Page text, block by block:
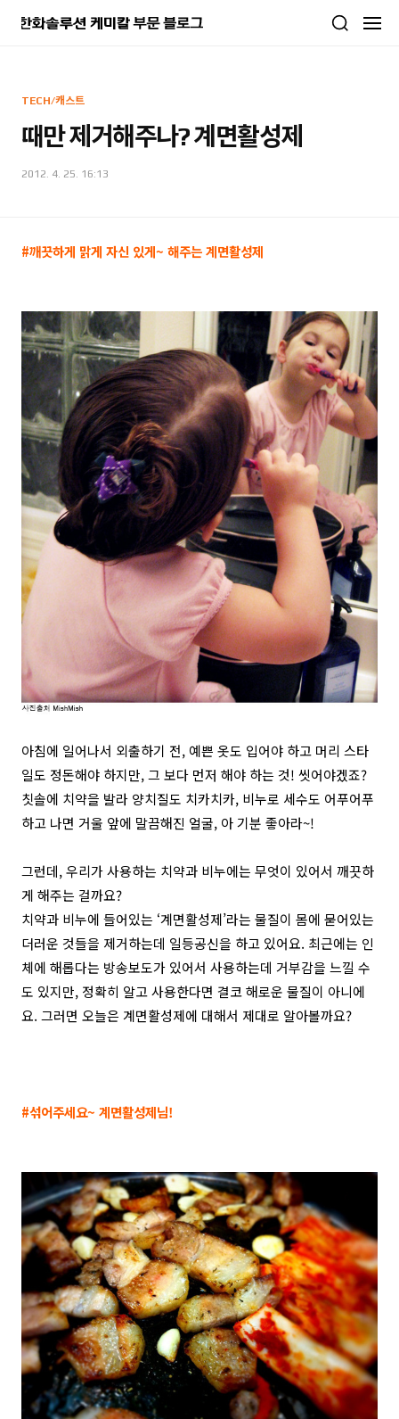
TECH/캐스트
때만 제거해주나? 계면활성제
2012. 4. 25. 16:13
#깨끗하게 맑게 자신 있게~ 해주는 계면활성제
아침에 일어나서 외출하기 전, 예쁜 옷도 입어야 하고 머리 스타
일도 정돈해야 하지만, 그 보다 먼저 해야 하는 것! 씻어야겠죠?
칫솔에 치약을 발라 양치질도 치카치카, 비누로 세수도 어푸어푸
하고 나면 거울 앞에 말끔해진 얼굴, 아 기분 좋아라~!
그런데, 우리가 사용하는 치약과 비누에는 무엇이 있어서 깨끗하
게 해주는 걸까요?
치약과 비누에 들어있는 ‘계면활성제’라는 물질이 몸에 묻어있는
더러운 것들을 제거하는데 일등공신을 하고 있어요. 최근에는 인
체에 해롭다는 방송보도가 있어서 사용하는데 거부감을 느낄 수
도 있지만, 정확히 알고 사용한다면 결코 해로운 물질이 아니에
요. 그러면 오늘은 계면활성제에 대해서 제대로 알아볼까요?
#섞어주세요~ 계면활성제님!